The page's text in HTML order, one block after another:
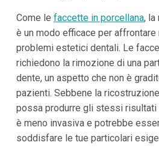
Come le faccette in porcellana, la
è un modo efficace per
problemi estetici dentali. Le
richiedono la rimozione di una
dente, un aspetto che non è
pazienti. Sebbene la
possa produrre gli stessi
è meno invasiva e potrebbe
soddisfare le tue particolari